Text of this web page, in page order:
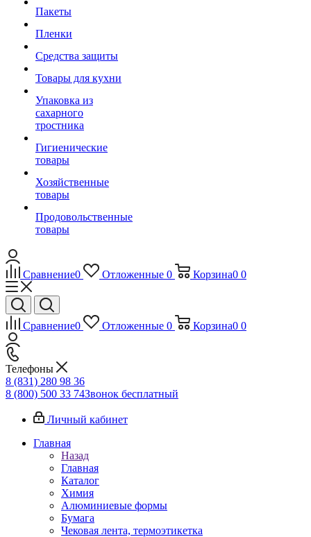
Пакеты
Пленки
Средства защиты
Товары для кухни
Упаковка из
сахарного
тростника
Гигиенические
товары
Хозяйственные
товары
Продовольственные
товары
Сравнение0 Отложенные 0 Корзина0 0
Сравнение0 Отложенные 0 Корзина0 0
Телефоны
8 (831) 280 98 36
8 (800) 500 33 74Звонок бесплатный
Личный кабинет
Главная
Назад
Главная
Каталог
Химия
Алюминиевые формы
Бумага
Чековая лента, термоэтикетка